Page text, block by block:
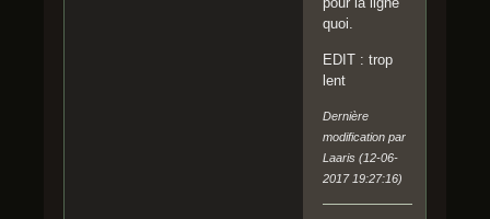
quoi.
EDIT : trop
lent
Dernière
modification par
Laaris (12-06-
2017 19:27:16)